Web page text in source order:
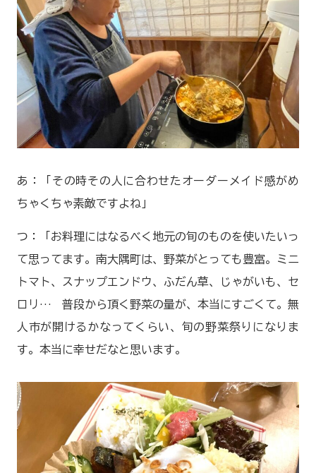
あ：「その時その人に合わせたオーダーメイド感がめ
ちゃくちゃ素敵ですよね」
つ：「お料理にはなるべく地元の旬のものを使いたいっ
て思ってます。南大隅町は、野菜がとっても豊富。ミニ
トマト、スナップエンドウ、ふだん草、じゃがいも、セ
ロリ… 普段から頂く野菜の量が、本当にすごくて。無
人市が開けるかなってくらい、旬の野菜祭りになりま
す。本当に幸せだなと思います。